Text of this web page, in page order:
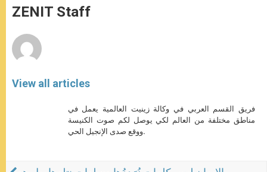
p
p
g
e
o
k
ZENIT Staff
View all articles
فريق القسم العربي في وكالة زينيت العالمية يعمل في
مناطق مختلفة من العالم لكي يوصل لكم صوت الكنيسة
ووقع صدى الإنجيل الحي.